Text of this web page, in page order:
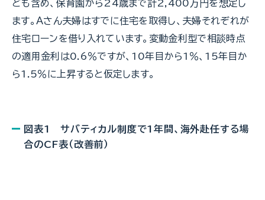
ども含め、保育園から24歳まで計2,400万円を想定し
ます。Ａさん夫婦はすでに住宅を取得し、夫婦それぞれが
住宅ローンを借り入れています。変動金利型で相談時点
の適用金利は0.6％ですが、10年目から1％、15年目か
ら1.5％に上昇すると仮定します。
図表1 サバティカル制度で1年間、海外赴任する場
合のCF表（改善前）